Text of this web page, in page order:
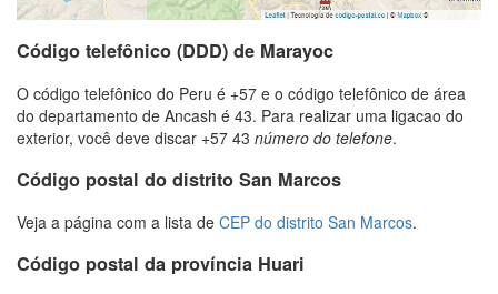
Código telefônico (DDD) de Marayoc
O código telefônico do Peru é +57 e o código telefônico de área
do departamento de Ancash é 43. Para realizar uma ligacao do
exterior, você deve discar +57 43 número do telefone.
Código postal do distrito San Marcos
Veja a página com a lista de CEP do distrito San Marcos.
Código postal da província Huari